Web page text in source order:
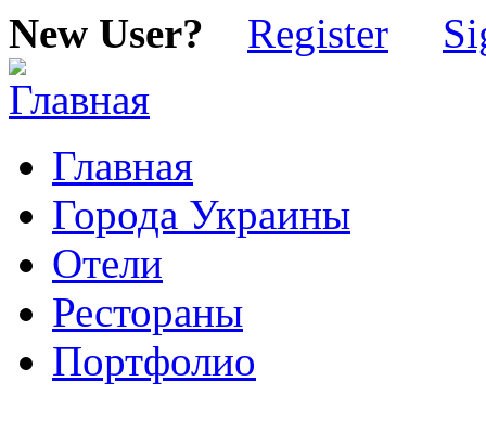
New User? Register
Главная
Города Украины
Отели
Рестораны
Портфолио